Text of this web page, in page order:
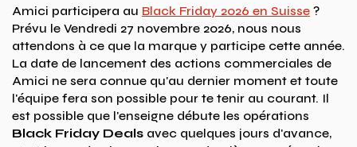
Amici participera au Black Friday 2026 en Suisse ?
Prévu le Vendredi 27 novembre 2026, nous nous
attendons à ce que la marque y participe cette année.
La date de lancement des actions commerciales de
Amici ne sera connue qu'au dernier moment et toute
l'équipe fera son possible pour te tenir au courant. Il
est possible que l'enseigne débute les opérations
Black Friday Deals avec quelques jours d'avance,